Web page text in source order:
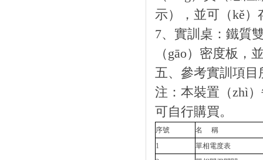
示），並可（kě）
7、實訓桌：鐵質
（gāo）密度板，
五、參考實訓項目
注：本裝置（zhì
可自行購買。
序號
名 稱
1
單相電度表